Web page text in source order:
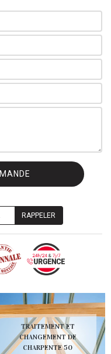
TRAITEMENT ET
CHANGEMENT DE
CHARPENTE 50